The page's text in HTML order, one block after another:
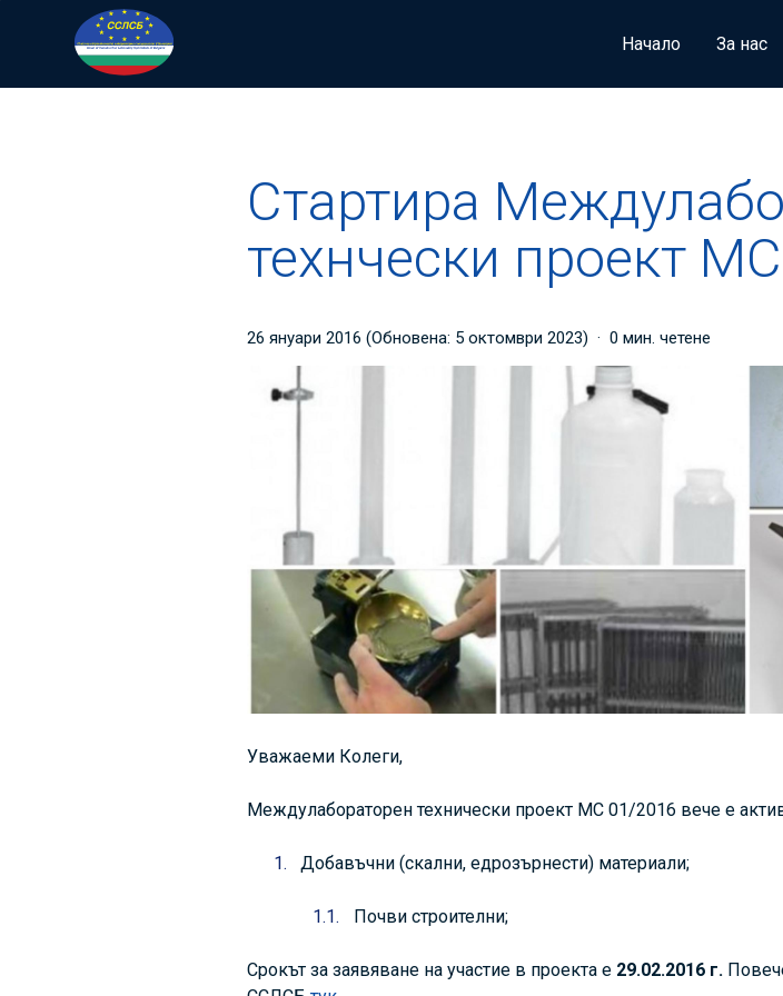
Начало За нас
Стартира
технчески проект
26 януари 2016 (Обновена: 5 октомври 2023) 0 мин. четене
Уважаеми Колеги,
Междулабораторен технически проект МС 01/2016 вече е
Добавъчни (скални, едрозърнести) материали;
Почви строителни;
Срокът за заявяване на участие в проекта е 29.02.2016 г.